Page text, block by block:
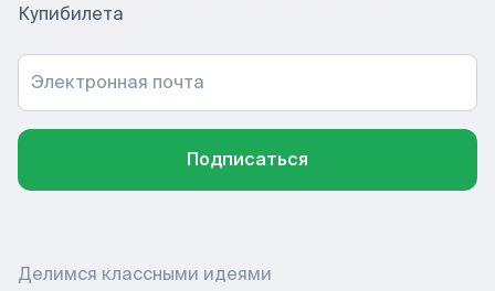
Купибилета
Электронная почта
Подписаться
Делимся классными идеями